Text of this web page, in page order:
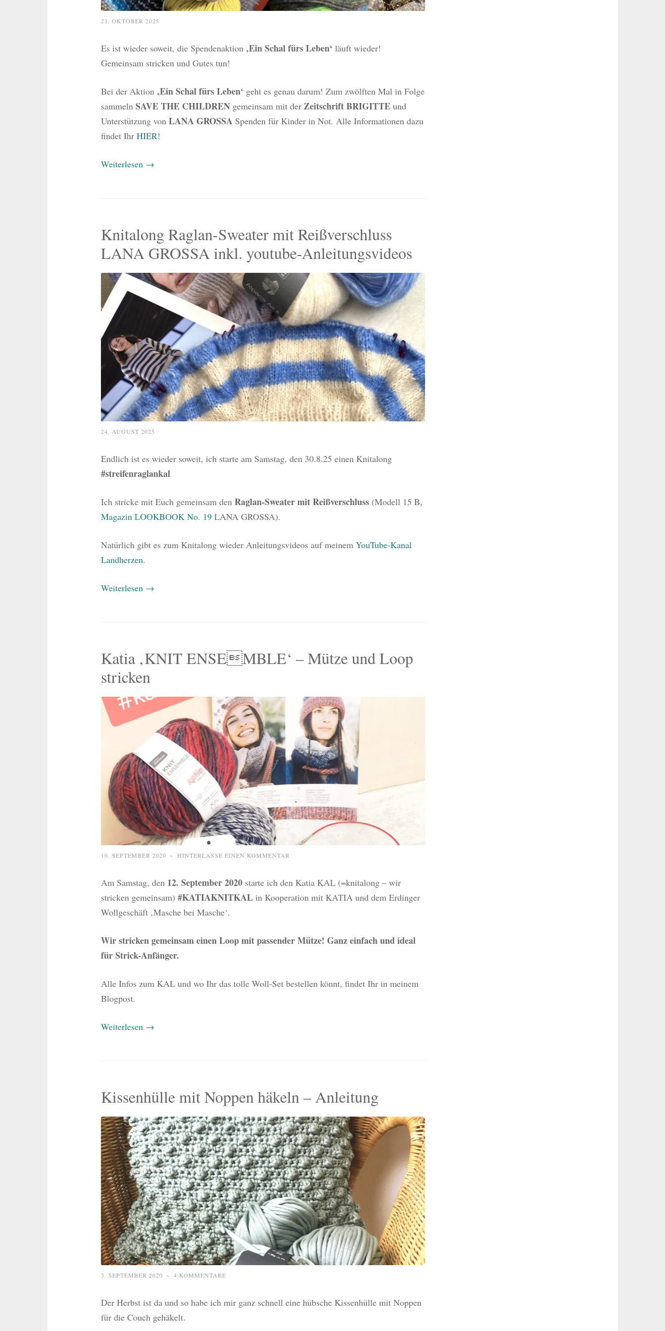
23. OKTOBER 2025
Es ist wieder soweit, die Spendenaktion ‚Ein Schal fürs Leben‘ läuft wieder!
Gemeinsam stricken und Gutes tun!
Bei der Aktion ‚Ein Schal fürs Leben‘ geht es genau darum! Zum zwölften Mal in Folge
sammeln SAVE THE CHILDRENgemeinsam mit der Zeitschrift BRIGITTEund
Unterstützung von LANA GROSSASpenden für Kinder in Not. Alle Informationen dazu
findet Ihr HIER!
Weiterlesen →
Knitalong Raglan-Sweater mit Reißverschluss
LANA GROSSA inkl. youtube-Anleitungsvideos
24. AUGUST 2025
Endlich ist es wieder soweit, ich starte am Samstag, den 30.8.25 einen Knitalong
#streifenraglankal
Ich stricke mit Euch gemeinsam den Raglan-Sweater mit Reißverschluss (Modell 15 B,
Magazin LOOKBOOK No. 19LANA GROSSA).
Natürlich gibt es zum Knitalong wieder Anleitungsvideos auf meinem YouTube-Kanal
Landherzen.
Weiterlesen →
Katia ‚KNIT ENSEMBLE‘ – Mütze und Loop
stricken
10. SEPTEMBER 2020 ~ HINTERLASSE EINEN KOMMENTAR
Am Samstag, den 12. September 2020starte ich den Katia KAL (=knitalong – wir
stricken gemeinsam) #KATIAKNITKALin Kooperation mit KATIA und dem Erdinger
Wollgeschäft ‚Masche bei Masche‘.
Wir stricken gemeinsam einen Loop mit passender Mütze! Ganz einfach und ideal
für Strick-Anfänger.
Alle Infos zum KAL und wo Ihr das tolle Woll-Set bestellen könnt, findet Ihr in meinem
Blogpost.
Weiterlesen →
Kissenhülle mit Noppen häkeln – Anleitung
3. SEPTEMBER 2020 ~ 4 KOMMENTARE
Der Herbst ist da und so habe ich mir ganz schnell eine hübsche Kissenhülle mit Noppen
für die Couch gehäkelt.